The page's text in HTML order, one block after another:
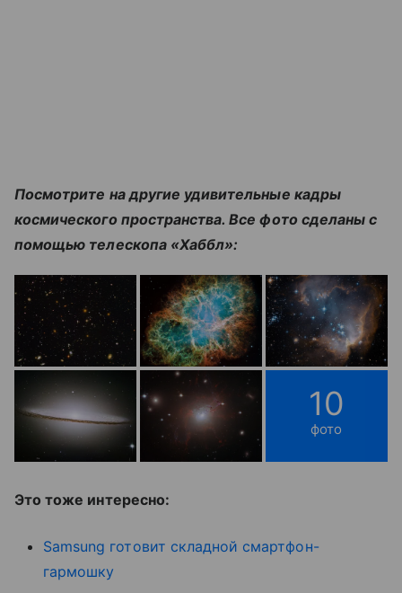
Посмотрите на другие удивительные кадры
космического пространства. Все фото сделаны с
помощью телескопа «Хаббл»:
10
фото
Это тоже интересно:
Samsung готовит складной смартфон-
гармошку